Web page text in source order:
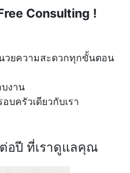
Consulting !
วยความสะดวกทุกขั้นตอน
งาน
บครัวเดียวกับเรา
อปี ที่เราดูแลคุณ